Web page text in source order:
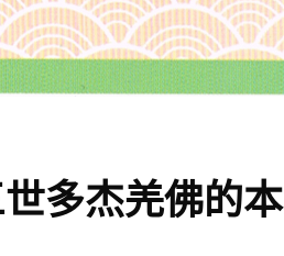
多杰羌佛的